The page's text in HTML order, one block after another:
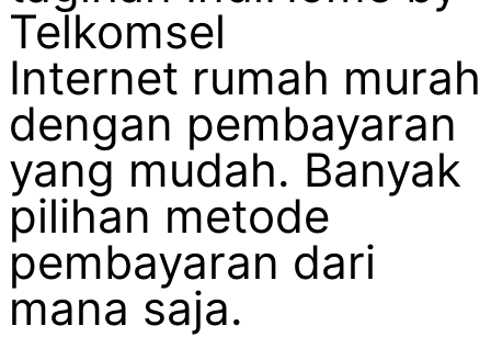
Telkomsel
Internet rumah murah
dengan pembayaran
yang mudah. Banyak
pilihan metode
pembayaran dari
mana saja.